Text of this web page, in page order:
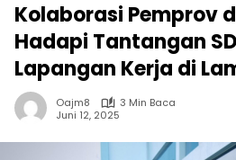
Kolaborasi Pemprov
Hadapi Tantangan
Lapangan Kerja di
Oajm8
3 Min Baca
Juni 12, 2025